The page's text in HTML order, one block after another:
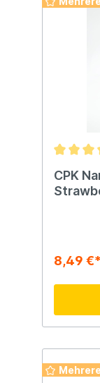
mm
CPK
8,49 €*